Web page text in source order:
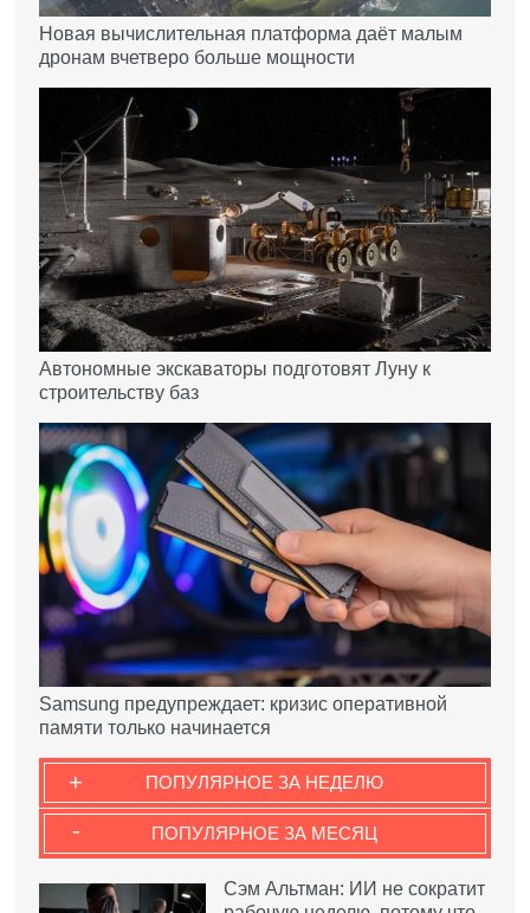
Новая вычислительная платформа даёт малым
дронам вчетверо больше мощности
Автономные экскаваторы подготовят Луну к
строительству баз
Samsung предупреждает: кризис оперативной
памяти только начинается
ПОПУЛЯРНОЕ ЗА НЕДЕЛЮ
+
ПОПУЛЯРНОЕ ЗА МЕСЯЦ
-
Сэм Альтман: ИИ не сократит